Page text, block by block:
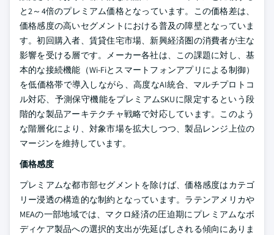
と2～4倍のプレミアム価格となっています。この価格差は、
価格感度の高いセグメントにおける普及の障壁となっていま
す。初回購入者、賃貸住宅市場、新興経済圏の消費者が主な
影響を受ける層です。メーカー各社は、この課題に対し、基
本的な接続機能（Wi-Fiとスマートフォンアプリによる制御）
を低価格帯で導入しながら、高度なAI統合、マルチプロトコ
ル対応、予測保守機能をプレミアムSKUに限定するという段
階的な製品アーキテクチャ戦略で対応しています。このよう
な階層化により、対象市場を拡大しつつ、製品レンジ上位の
マージンを維持しています。
価格感度
プレミアムな都市部セグメントを除けば、価格感度はカテゴ
リー浸透の構造的な制約となっています。ラテンアメリカや
MEAの一部地域では、マクロ経済の圧迫期にプレミアムなボ
ディケア製品への選択的支出が先延ばしされる傾向にありま